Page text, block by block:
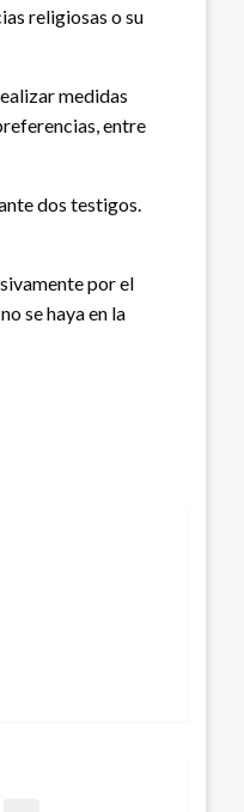
religiosas o su
medidas
entre
dos testigos.
por el
se haya en la